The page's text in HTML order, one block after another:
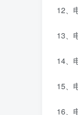
12、
13、
14、
15、
16、